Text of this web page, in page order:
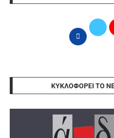
ΚΥΚΛΟΦΟΡΕΊ ΤΟ